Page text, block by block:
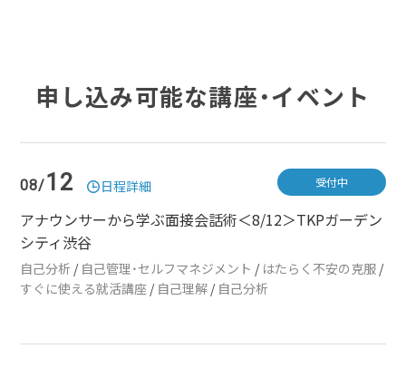
申し込み可能な講座・イベント
08/12 日程詳細
アナウンサーから学ぶ面接会話術＜8/12＞TKPガーデン
シティ渋谷
自己分析 / 自己管理・セルフマネジメント / はたらく不安の克服 /
すぐに使える就活講座 / 自己理解 / 自己分析
受付中